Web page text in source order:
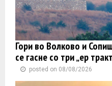
Гори во Волково и
се гасне со три „ер
posted on 08/08/2026